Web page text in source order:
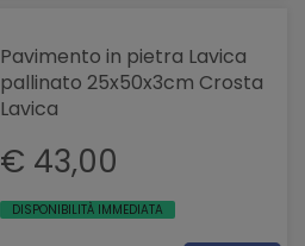
Pavimento in pietra Lavica
pallinato 25x50x3cm Crosta
Lavica
€ 43,00
DISPONIBILITÀ IMMEDIATA